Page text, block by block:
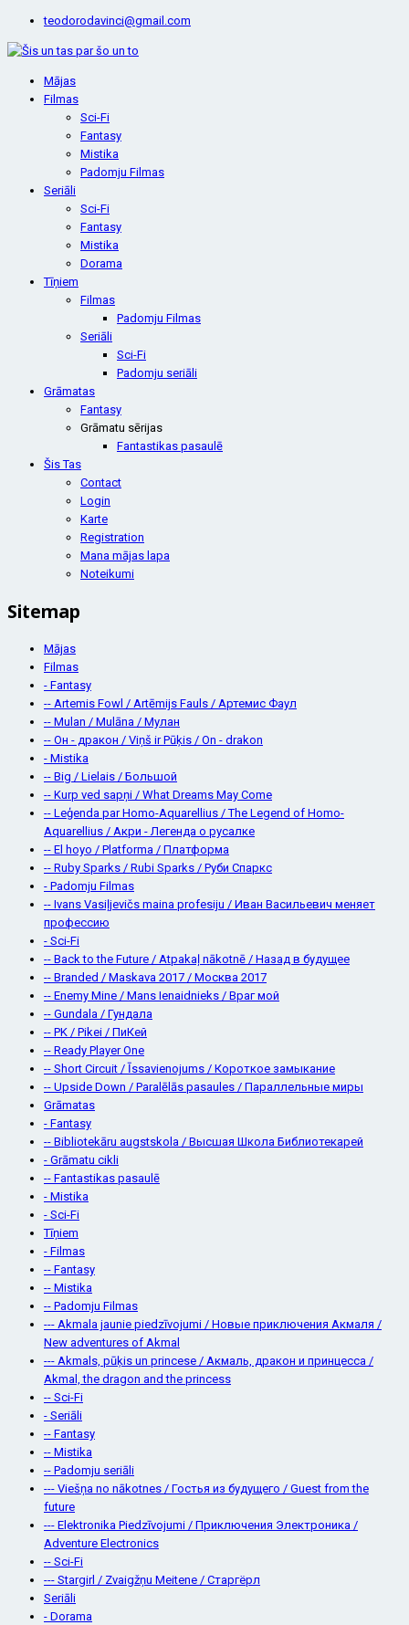
teodorodavinci@gmail.com
Mājas
Filmas
Sci-Fi
Fantasy
Mistika
Padomju Filmas
Seriāli
Sci-Fi
Fantasy
Mistika
Dorama
Tīņiem
Filmas
Padomju Filmas
Seriāli
Sci-Fi
Padomju seriāli
Grāmatas
Fantasy
Grāmatu sērijas
Fantastikas pasaulē
Šis Tas
Contact
Login
Karte
Registration
Mana mājas lapa
Noteikumi
Sitemap
Mājas
Filmas
- Fantasy
-- Artemis Fowl / Artēmijs Fauls / Артемис Фаул
-- Mulan / Mulāna / Мулан
-- Он - дракон / Viņš ir Pūķis / On - drakon
- Mistika
-- Big / Lielais / Большой
-- Kurp ved sapņi / What Dreams May Come
-- Leģenda par Homo-Aquarellius / The Legend of Homo-
Aquarellius / Акри - Легенда о русалке
-- El hoyo / Platforma / Платформа
-- Ruby Sparks / Rubi Sparks / Руби Спаркс
- Padomju Filmas
-- Ivans Vasiļjevičs maina profesiju / Иван Васильевич меняет
профессию
- Sci-Fi
-- Back to the Future / Atpakaļ nākotnē / Назад в будущее
-- Branded / Maskava 2017 / Москва 2017
-- Enemy Mine / Mans Ienaidnieks / Враг мой
-- Gundala / Гундала
-- PK / Pikei / ПиКей
-- Ready Player One
-- Short Circuit / Īssavienojums / Короткое замыкание
-- Upside Down / Paralēlās pasaules / Параллельные миры
Grāmatas
- Fantasy
-- Bibliotekāru augstskola / Высшая Школа Библиотекарей
- Grāmatu cikli
-- Fantastikas pasaulē
- Mistika
- Sci-Fi
Tīņiem
- Filmas
-- Fantasy
-- Mistika
-- Padomju Filmas
--- Akmala jaunie piedzīvojumi / Новые приключения Акмаля /
New adventures of Akmal
--- Akmals, pūķis un princese / Акмаль, дракон и принцесса /
Akmal, the dragon and the princess
-- Sci-Fi
- Seriāli
-- Fantasy
-- Mistika
-- Padomju seriāli
--- Viešņa no nākotnes / Гостья из будущего / Guest from the
future
--- Elektronika Piedzīvojumi / Приключения Электроника /
Adventure Electronics
-- Sci-Fi
--- Stargirl / Zvaigžņu Meitene / Старгёрл
Seriāli
- Dorama